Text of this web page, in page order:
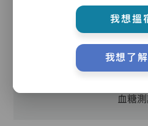
浴、餵飯、
血糖
我想搵
我想了